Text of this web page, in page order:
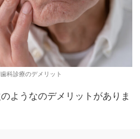
科診療のデメリット
ようなのデメリットがありま